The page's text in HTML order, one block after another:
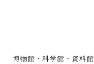
博物館・科学館・資料館